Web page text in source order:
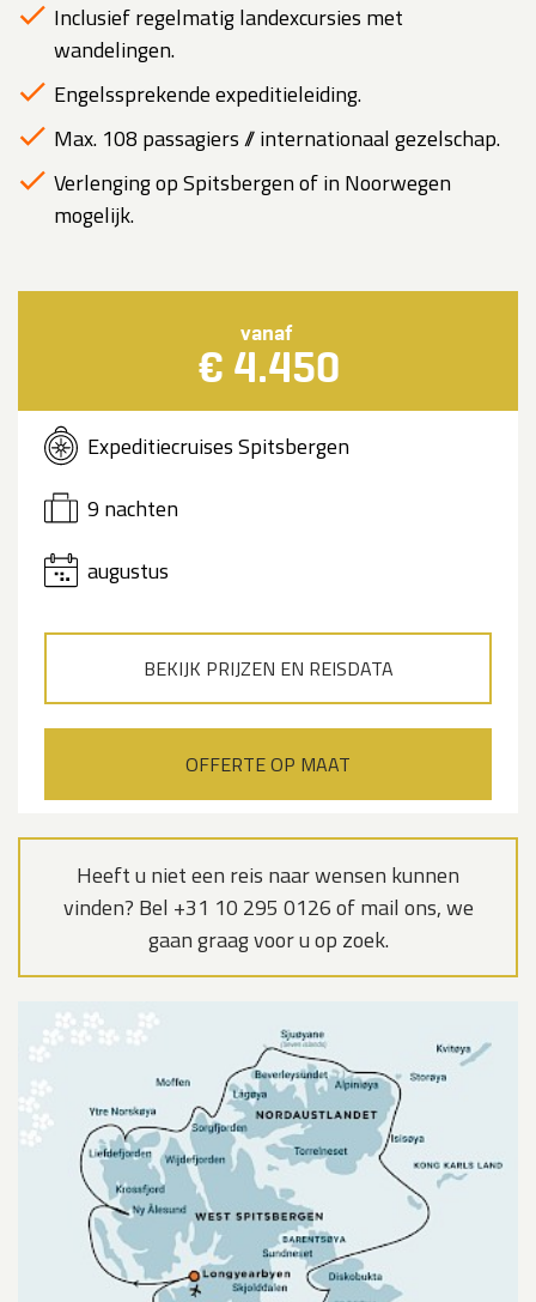
Inclusief regelmatig landexcursies met
wandelingen.
Engelssprekende expeditieleiding.
Max. 108 passagiers // internationaal gezelschap.
Verlenging op Spitsbergen of in Noorwegen
mogelijk.
vanaf
€ 4.450
Expeditiecruises Spitsbergen
9 nachten
augustus
BEKIJK PRIJZEN EN REISDATA
OFFERTE OP MAAT
Heeft u niet een reis naar wensen kunnen
vinden? Bel +31 10 295 0126 of mail ons, we
gaan graag voor u op zoek.